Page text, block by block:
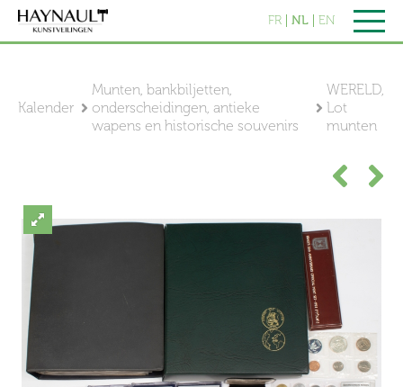
FR NL EN
Kalender
Munten, bankbiljetten,
onderscheidingen, antieke
wapens en historische souvenirs
WERELD,
Lot
munten